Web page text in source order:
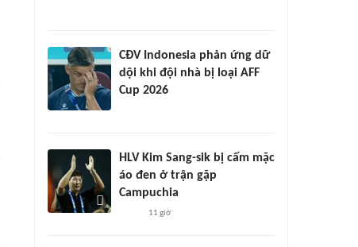
CĐV Indonesia phản ứng dữ
dội khi đội nhà bị loại AFF
Cup 2026
HLV Kim Sang-sik bị cấm mặc
áo đen ở trận gặp
Campuchia
11 giờ